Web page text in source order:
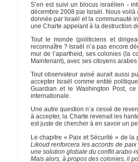
S’en est suivi un blocus israélien -
décembre 2008 par Israël. Nous
donnée par Israël et la communauté
une Charte appelant à la destruction
Tout le monde (politiciens et
reconnaître ? Israël n’a pas encore
mur de l’apartheid, ses colonies (la
Maintenant), avec ses citoyens
Tout observateur avisé aurait aussi
accepter Israël comme entité
Guardian et le Washington Post,
internationale.
Une autre question n’a cessé de
à accepter, la Charte revenait les
est juste de chercher à en savoir un
Le chapitre « Paix et Sécurité » de
Likoud renforcera les accords de paix
une solution globale du conflit arabo-
Mais alors, à propos des colonies, il